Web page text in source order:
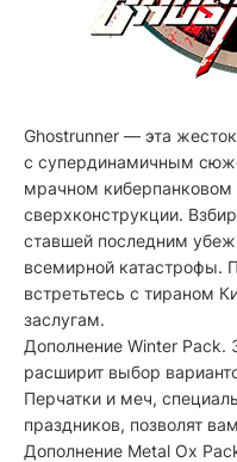
Ghostrunner — эта
с супердинамичным
мрачном
сверхконструкции.
ставшей последним
всемирной катастрофы.
встретьтесь с тираном
заслугам.
Дополнение Winter Pack.
расширит выбор
Перчатки и меч,
праздников, позволят
Дополнение Metal Ox